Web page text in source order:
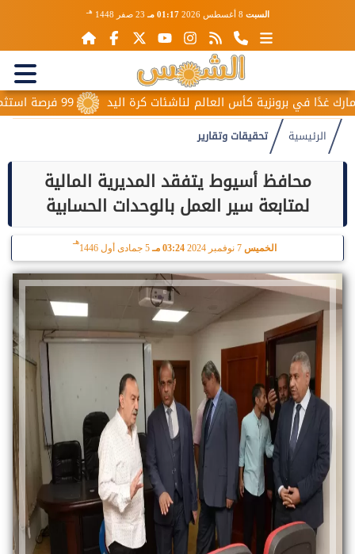
السبت 01:17 مـ 23 صفر 1448 هـ
99 فرصة استثمارية من الإسكان في المدن الجديدة و204 طلبات أجنبية خلال... كأس العالم لناشئات كرة اليد
الرئيسية تحقيقات وتقارير
محافظ أسيوط يتفقد المديرية المالية
لمتابعة سير العمل بالوحدات الحسابية
الخميس 7 نوفمبر 2024 03:24 مـ 5 جمادى أول 1446
هـ